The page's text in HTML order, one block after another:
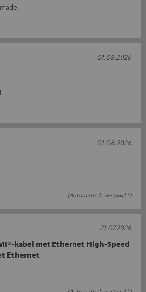
01.08.2026
(Automatisch vertaald *)
01.08.2026
kabel met Ethernet High-Speed
Ethernet
21.07.2026